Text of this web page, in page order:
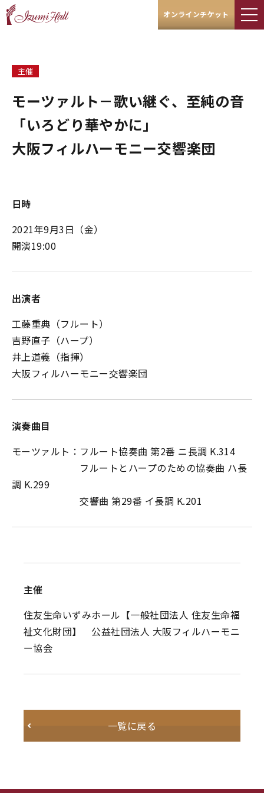
オンラインチケット
主催
モーツァルト－歌い継ぐ、至純の音
「いろどり華やかに」
大阪フィルハーモニー交響楽団
日時
2021年9月3日（金）
開演19:00
出演者
工藤重典（フルート）
吉野直子（ハープ）
井上道義（指揮）
大阪フィルハーモニー交響楽団
演奏曲目
モーツァルト：フルート協奏曲 第2番 ニ長調 K.314
フルートとハープのための協奏曲 ハ長
調 K.299
交響曲 第29番 イ長調 K.201
主催
住友生命いずみホール【一般社団法人 住友生命福
祉文化財団】 公益社団法人 大阪フィルハーモニ
ー協会
一覧に戻る